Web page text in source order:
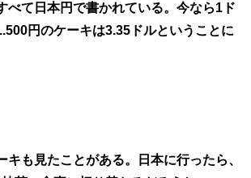
べて日本円で書かれている。今なら1ド
円のケーキは3.35ドルということに
キも見たことがある。日本に行ったら、